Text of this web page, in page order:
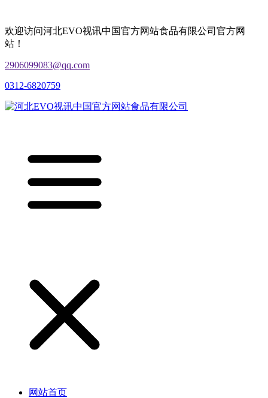
欢迎访问河北EVO视讯中国官方网站食品有限公司官方网
站！
2906099083@qq.com
0312-6820759
网站首页